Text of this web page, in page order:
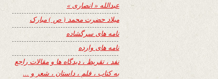
عبدالله « انصاری »
میلاد حضرت محمد ( ص ) مبارک
نامه های سرگشاده
نامه های وارده
نفد ، تقریظ ، دیدگاه ها و مقالات راجع
به کتاب ، فلم ، داستان ، شعر و …